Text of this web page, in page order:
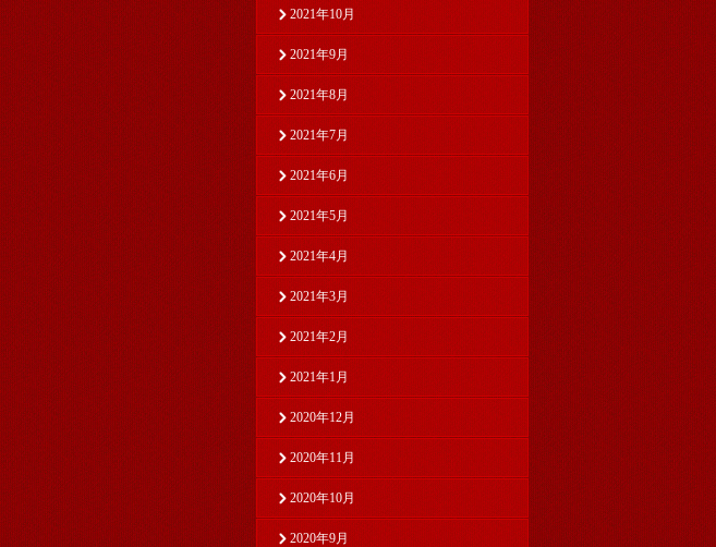
2021年10月
2021年9月
2021年8月
2021年7月
2021年6月
2021年5月
2021年4月
2021年3月
2021年2月
2021年1月
2020年12月
2020年11月
2020年10月
2020年9月